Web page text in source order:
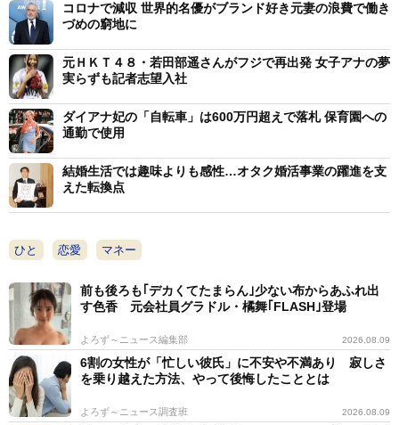
コロナで減収 世界的名優がブランド好き元妻の浪費で働き
づめの窮地に
元ＨＫＴ４８・若田部遥さんがフジで再出発 女子アナの夢
実らずも記者志望入社
ダイアナ妃の「自転車」は600万円超えで落札 保育園への
通勤で使用
結婚生活では趣味よりも感性…オタク婚活事業の躍進を支
えた転換点
ひと 恋愛 マネー
前も後ろも｢デカくてたまらん｣少ない布からあふれ出
す色香 元会社員グラドル・橘舞｢FLASH｣登場
よろず～ニュース編集部 2026.08.09
6割の女性が「忙しい彼氏」に不安や不満あり 寂しさ
を乗り越えた方法、やって後悔したこととは
よろず～ニュース調査班 2026.08.09